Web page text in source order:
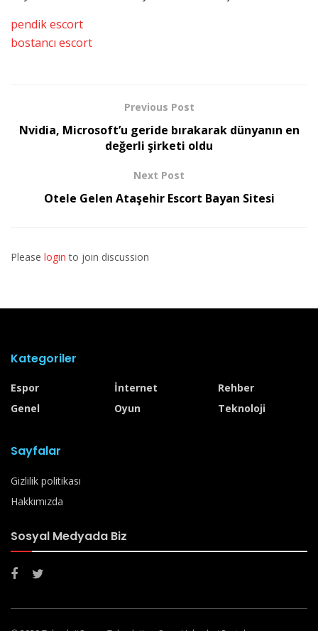
pendik escort
bostancı escort
Previous Post
Nvidia, Microsoft’u geride bırakarak dünyanın en
değerli şirketi oldu
Next Post
Otele Gelen Ataşehir Escort Bayan Sitesi
Please login to join discussion
Kategoriler
Espor
Genel
İnternet
Oyun
Rehber
Teknoloji
Sayfalar
Gizlilik politikası
Hakkımızda
Sosyal Medyada Biz